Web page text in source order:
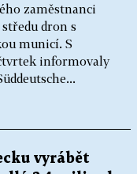
zaměstnanci
dron s
municí. S
informovaly
vyrábět